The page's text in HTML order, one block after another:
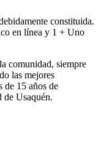
constituida.
en línea y 1 + Uno
comunidad, siempre
las mejores
de 15 años de
de Usaquén.